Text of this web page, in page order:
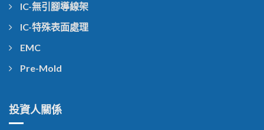
IC-無引腳導線架
IC-特殊表面處理
EMC
Pre-Mold
投資人關係